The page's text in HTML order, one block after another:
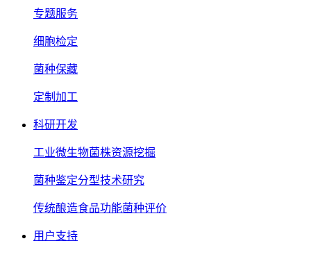
专题服务
细胞检定
菌种保藏
定制加工
科研开发
工业微生物菌株资源挖掘
菌种鉴定分型技术研究
传统酿造食品功能菌种评价
用户支持